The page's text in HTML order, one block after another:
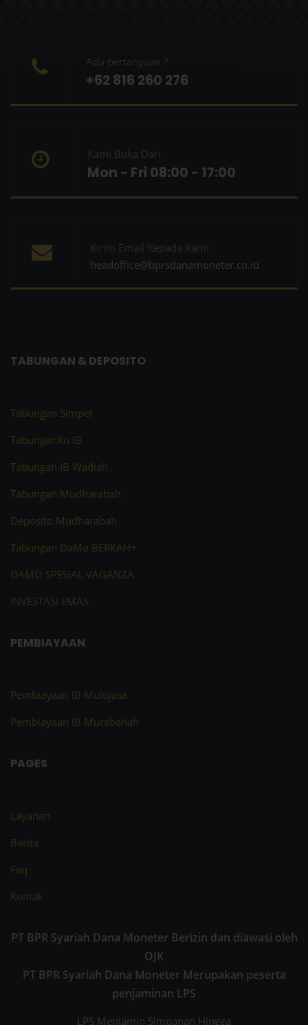
Ada pertanyaan ?
+62 816 260 276
Kami Buka Dari
Mon - Fri 08:00 - 17:00
Kirim Email Kepada Kami
headoffice@bprsdanamoneter.co.id
TABUNGAN & DEPOSITO
Tabungan Simpel
TabunganKu IB
Tabungan IB Wadiah
Tabungan Mudharabah
Deposito Mudharabah
Tabungan DaMo BERKAH+
DAMO SPESIAL VAGANZA
INVESTASI EMAS
PEMBIAYAAN
Pembiayaan IB Multijasa
Pembiayaan IB Murabahah
PAGES
Layanan
Berita
Faq
Kontak
PT BPR Syariah Dana Moneter Berizin dan diawasi oleh
OJK
PT BPR Syariah Dana Moneter Merupakan peserta
penjaminan LPS
LPS Menjamin Simpanan Hingga